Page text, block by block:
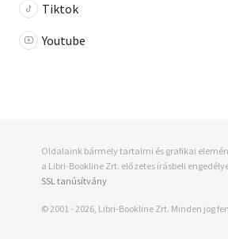
Tiktok
Youtube
Oldalaink bármely tartalmi és grafikai
a Libri-Bookline Zrt. előzetes írásbeli
SSL tanúsítvány
© 2001 - 2026, Libri-Bookline Zrt. Minden jog